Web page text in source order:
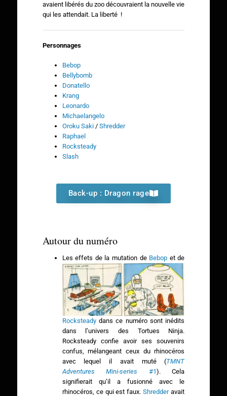
avaient libérés du zoo découvraient la nouvelle vie
qui les attendait. La liberté !
Personnages
Bebop
Bellybomb
Donatello
Krang
Leonardo
Michaelangelo
Oroku Saki/ Shredder
Raphael
Rocksteady
Slash
Back-up : Dragon rage
Autour du numéro
Les effets de la mutation de Bebop et de
Rocksteadydans ce numéro sont inédits
dans l’univers des Tortues Ninja.
Rocksteady confie avoir ses souvenirs
confus, mélangeant ceux du rhinocéros
avec lequel il avait muté (TMNT
Adventures Mini-series #1). Cela
signifierait qu’il a fusionné avec le
rhinocéros, ce qui est faux.Shredderavait